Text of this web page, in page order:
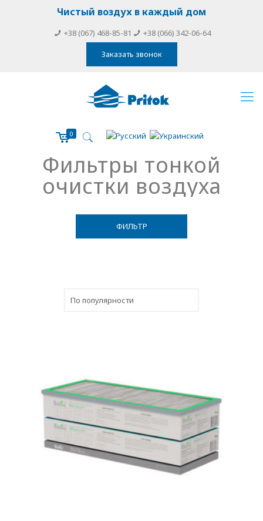
Чистый воздух в каждый дом
+38 (067) 468-85-81
+38 (066) 342-06-64
Заказать звонок
0
Фильтры тонкой
очистки воздуха
ФИЛЬТР
В наличии